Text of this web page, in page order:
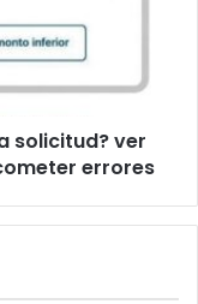
solicitud? ver
errores